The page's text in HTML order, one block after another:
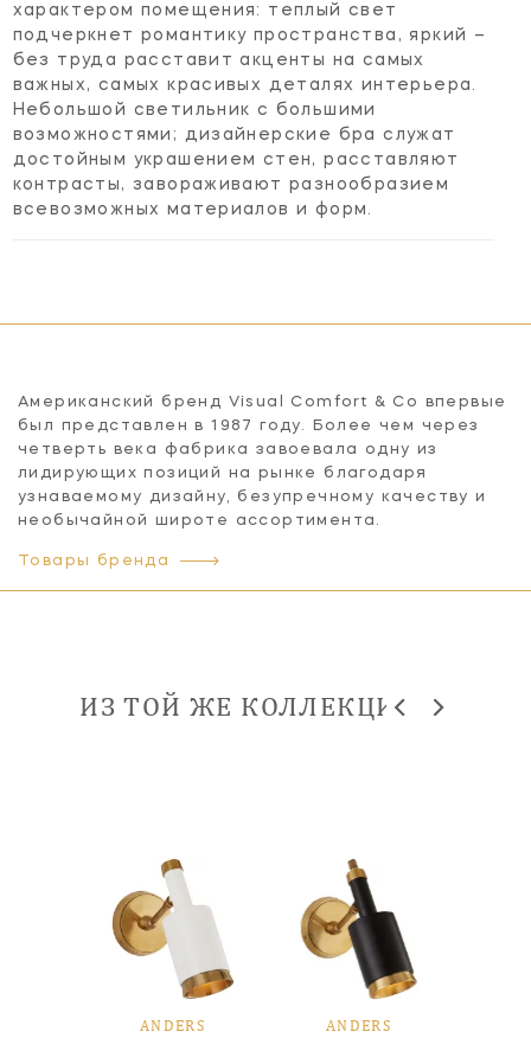
характером помещения: теплый свет
подчеркнет романтику пространства, яркий –
без труда расставит акценты на самых
важных, самых красивых деталях интерьера.
Небольшой светильник с большими
возможностями; дизайнерские бра служат
достойным украшением стен, расставляют
контрасты, завораживают разнообразием
всевозможных материалов и форм.
Американский бренд Visual Comfort & Co впервые
был представлен в 1987 году. Более чем через
четверть века фабрика завоевала одну из
лидирующих позиций на рынке благодаря
узнаваемому дизайну, безупречному качеству и
необычайной широте ассортимента.
Товары бренда
ИЗ ТОЙ ЖЕ КОЛЛЕКЦИИ
ANDERS ANDERS